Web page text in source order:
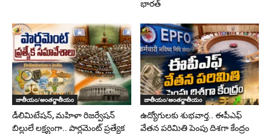
భారత్
జాతీయం/అంతర్జాతీయం
డీలిమిటేషన్, మహిళా రిజర్వేషన్
బిల్లులే లక్ష్యంగా.. పార్లమెంట్ ప్రత్యేక
జాతీయం/అంతర్జాతీయం
ఉద్యోగులకు శుభవార్త.. ఈపీఎఫ్‌
వేతన పరిమితి పెంపు దిశగా కేంద్రం